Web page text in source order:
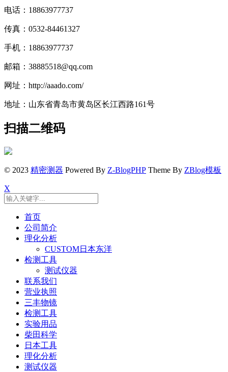
电话：18863977737
传真：0532-84461327
手机：18863977737
邮箱：38885518@qq.com
网址：http://aaado.com/
地址：山东省青岛市黄岛区长江西路161号
扫描二维码
© 2023 精密测器 Powered By Z-BlogPHP Theme By ZBlog模板
X
首页
公司简介
理化分析
CUSTOM日本东洋
检测工具
测试仪器
联系我们
营业执照
三丰物镜
检测工具
实验用品
柴田科学
日本工具
理化分析
测试仪器